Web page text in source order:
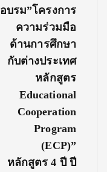
อบรม”โครงการ
ความร่วมมือ
ด้านการศึกษา
กับต่างประเทศ
หลักสูตร
Educational
Cooperation
Program
(ECP)”
หลักสูตร 4 ปี ปี